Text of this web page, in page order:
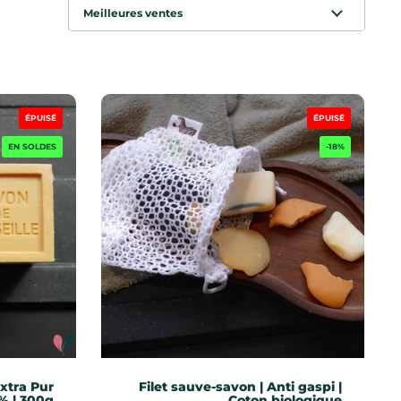
Pur
ÉPUISÉ
EN SOLDES
Filet sauve-savon | Anti gaspi |
ÉPUISÉ
-18%